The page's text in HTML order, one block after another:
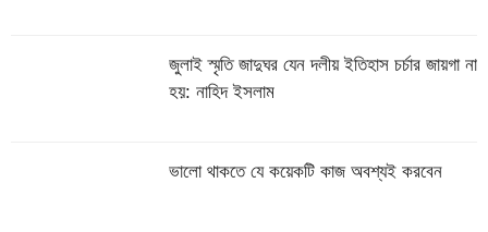
জুলাই স্মৃতি জাদুঘর যেন দলীয় ইতিহাস চর্চার জায়গা না
হয়: নাহিদ ইসলাম
ভালো থাকতে যে কয়েকটি কাজ অবশ্যই করবেন